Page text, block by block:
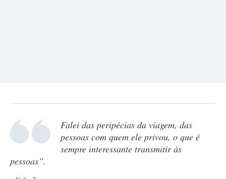
Falei das peripécias da viagem, das
pessoas com quem ele privou, o que é
sempre interessante transmitir às
pessoas”.